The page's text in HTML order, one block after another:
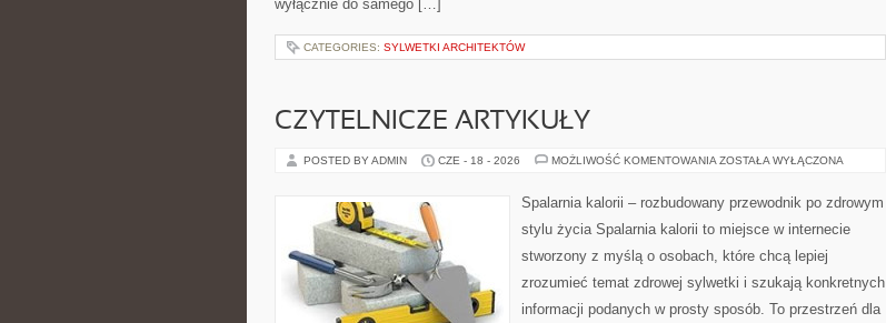
wyłącznie do samego […]
CATEGORIES: SYLWETKI ARCHITEKTÓW
CZYTELNICZE ARTYKUŁY
POSTED BY ADMIN CZE - 18 - 2026 MOŻLIWOŚĆ KOMENTOWANIA CZYTELNICZE
ZOSTAŁA WYŁĄCZONA
Spalarnia kalorii – rozbudowany przewodnik po zdrowym
stylu życia Spalarnia kalorii to miejsce w internecie
stworzony z myślą o osobach, które chcą lepiej
zrozumieć temat zdrowej sylwetki i szukają konkretnych
informacji podanych w prosty sposób. To przestrzeń dla